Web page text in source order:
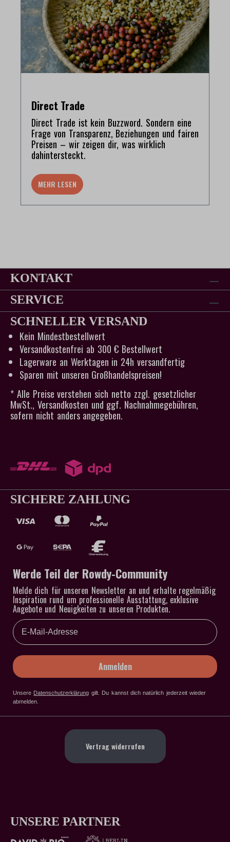
Direct Trade
Direct Trade ist kein Buzzword. Sondern eine
Frage von Transparenz, Beziehungen und fairen
Preisen – wir zeigen dir, was wirklich
dahintersteckt.
MEHR LESEN
KONTAKT
SERVICE
SCHNELLER VERSAND
Kein Mindestbestellwert
Versandkostenfrei ab 300 € Bestellwert
Lagerware an Werktagen in 24h versandfertig
Sparen mit unseren Großhandelspreisen!
* Alle Preise verstehen sich netto zzgl. gesetzlicher
MwSt., Versandkosten und ggf. Nachnahmegebühren,
sofern nicht anders angegeben.
SICHERE ZAHLUNG
Werde Teil der Rowdy-Community
Melde dich für unseren Newsletter an und erhalte regelmäßig
Inspiration rund um professionelle Ausstattung, exklusive
Angebote und Neuigkeiten zu unseren Produkten.
Email
Anmelden
Unsere Datenschutzerklärung gilt. Du kannst dich natürlich jederzeit wieder
abmelden.
Vertrag widerrufen
UNSERE PARTNER